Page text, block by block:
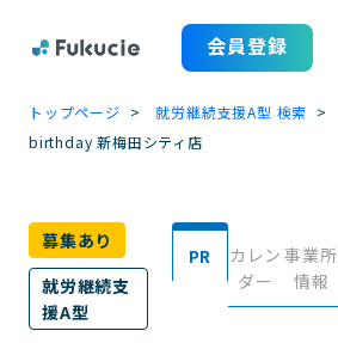
会員登録
トップページ
就労継続支援A型 検索
birthday 新梅田シティ店
募集あり
就労継続支
援A型
PR
カレン
ダー
事業所
情報